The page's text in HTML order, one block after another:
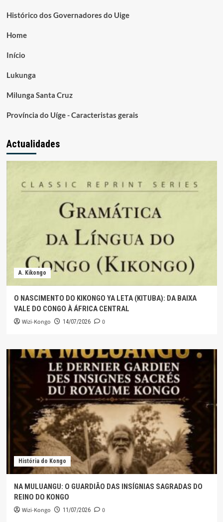
Histórico dos Governadores do Uige
Home
Início
Lukunga
Milunga Santa Cruz
Província do Uíge - Caracteristas gerais
Actualidades
A. Kikongo
O NASCIMENTO DO KIKONGO YA LETA (KITUBA): DA BAIXA
VALE DO CONGO À ÁFRICA CENTRAL
Wizi-Kongo 14/07/2026 0
História do Kongo
NA MULUANGU: O GUARDIÃO DAS INSÍGNIAS SAGRADAS DO
REINO DO KONGO
Wizi-Kongo 11/07/2026 0